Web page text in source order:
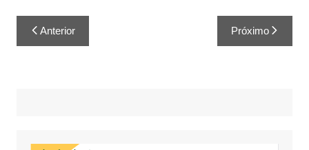
Anterior Próximo